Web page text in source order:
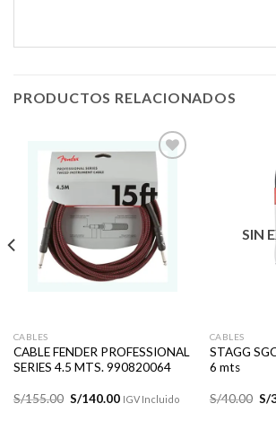
PRODUCTOS RELACIONADOS
Añadir
a la
lista de
deseos
CABLES
CABLE FENDER PROFESSIONAL
SERIES 4.5 MTS. 990820064
S/155.00 El
S/140.00ElIGV Incluido
SIN
CABLES
STAGG
6 mts
S/40.00 El
S/